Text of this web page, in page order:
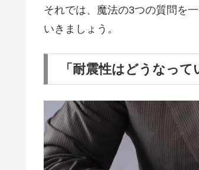
それでは、魔法の3つの質問を
いきましょう。
「耐震性はどうなっ